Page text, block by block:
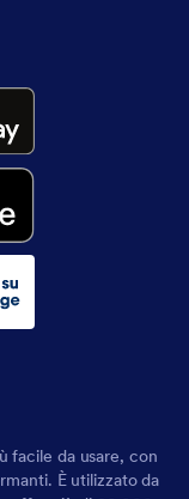
facile da usare, con
È utilizzato da